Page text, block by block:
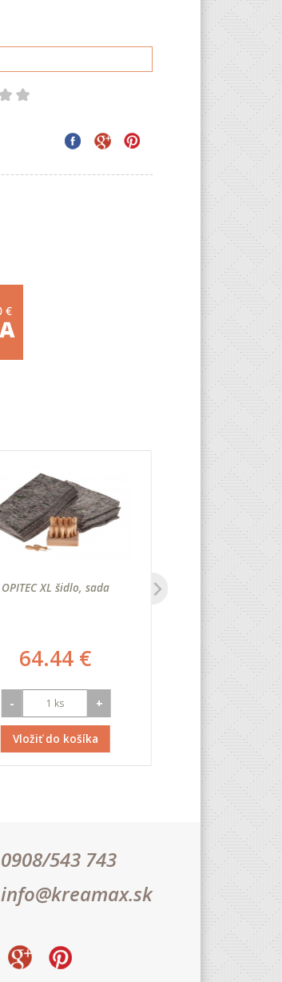
OPITEC XL šidlo, sada
64.44 €
- +
Vložiť do košíka
Špendlíky,
x 30 mm,
2.69
Vložiť do
0908/543 743
info@kreamax.sk